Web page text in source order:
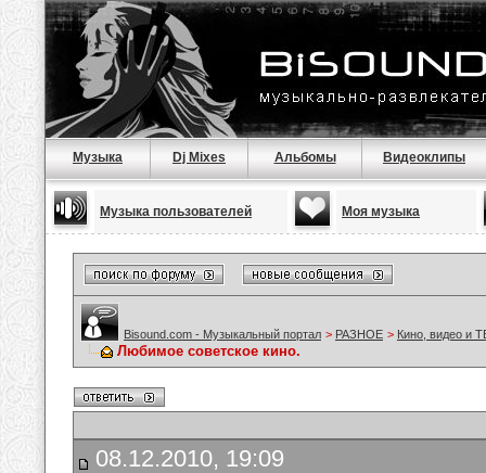
Музыка Dj Mixes Альбомы Видеоклипы
Музыка пользователей Моя музыка
Bisound.com - Музыкальный портал > РАЗНОЕ > Кино, видео и
Любимое советское кино.
08.12.2010, 19:09